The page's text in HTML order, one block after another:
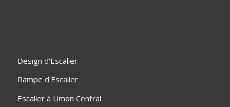
Design d'Escalier
Rampe d'Escalier
Escalier à Limon Central